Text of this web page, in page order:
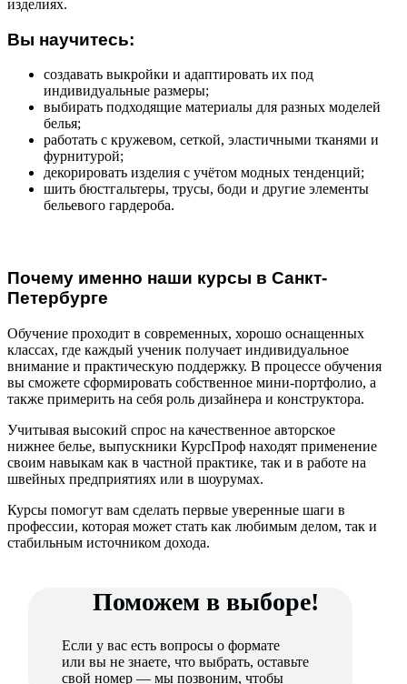
изделиях.
Вы научитесь:
создавать выкройки и адаптировать их под
индивидуальные размеры;
выбирать подходящие материалы для разных моделей
белья;
работать с кружевом, сеткой, эластичными тканями и
фурнитурой;
декорировать изделия с учётом модных тенденций;
шить бюстгальтеры, трусы, боди и другие элементы
бельевого гардероба.
Почему именно наши курсы в Санкт-
Петербурге
Обучение проходит в современных, хорошо оснащенных
классах, где каждый ученик получает индивидуальное
внимание и практическую поддержку. В процессе обучения
вы сможете сформировать собственное мини-портфолио, а
также примерить на себя роль дизайнера и конструктора.
Учитывая высокий спрос на качественное авторское
нижнее белье, выпускники КурсПроф находят применение
своим навыкам как в частной практике, так и в работе на
швейных предприятиях или в шоурумах.
Курсы помогут вам сделать первые уверенные шаги в
профессии, которая может стать как любимым делом, так и
стабильным источником дохода.
Поможем в выборе!
Если у вас есть вопросы о формате
или вы не знаете, что выбрать, оставьте
свой номер — мы позвоним, чтобы